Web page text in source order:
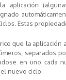
aplicación
Estas
que la
separados
en uno
nuevo ciclo.